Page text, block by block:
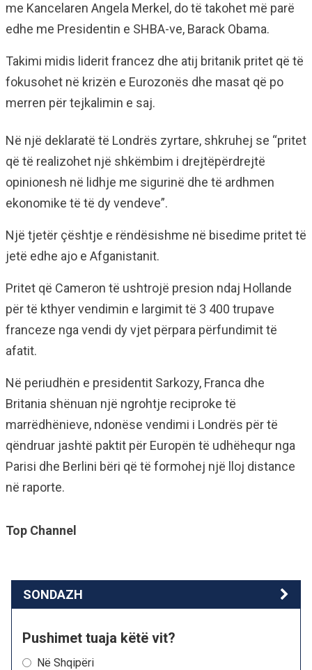
me Kancelaren Angela Merkel, do të takohet më parë
edhe me Presidentin e SHBA-ve, Barack Obama.
Takimi midis liderit francez dhe atij britanik pritet që të
fokusohet në krizën e Eurozonës dhe masat që po
merren për tejkalimin e saj.
Në një deklaratë të Londrës zyrtare, shkruhej se “pritet
që të realizohet një shkëmbim i drejtëpërdrejtë
opinionesh në lidhje me sigurinë dhe të ardhmen
ekonomike të të dy vendeve”.
Një tjetër çështje e rëndësishme në bisedime pritet të
jetë edhe ajo e Afganistanit.
Pritet që Cameron të ushtrojë presion ndaj Hollande
për të kthyer vendimin e largimit të 3 400 trupave
franceze nga vendi dy vjet përpara përfundimit të
afatit.
Në periudhën e presidentit Sarkozy, Franca dhe
Britania shënuan një ngrohtje reciproke të
marrëdhënieve, ndonëse vendimi i Londrës për të
qëndruar jashtë paktit për Europën të udhëhequr nga
Parisi dhe Berlini bëri që të formohej një lloj distance
në raporte.
Top Channel
SONDAZH
Pushimet tuaja këtë vit?
Në Shqipëri